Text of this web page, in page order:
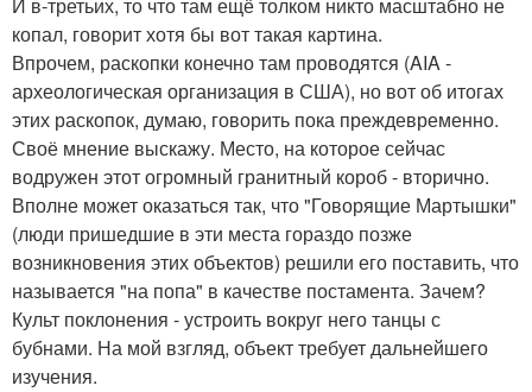
И в-третьих, то что там ещё толком никто масштабно не
копал, говорит хотя бы вот такая картина.
Впрочем, раскопки конечно там проводятся (AIA -
археологическая организация в США), но вот об итогах
этих раскопок, думаю, говорить пока преждевременно.
Своё мнение выскажу. Место, на которое сейчас
водружен этот огромный гранитный короб - вторично.
Вполне может оказаться так, что "Говорящие Мартышки"
(люди пришедшие в эти места гораздо позже
возникновения этих объектов) решили его поставить, что
называется "на попа" в качестве постамента. Зачем?
Культ поклонения - устроить вокруг него танцы с
бубнами. На мой взгляд, объект требует дальнейшего
изучения.